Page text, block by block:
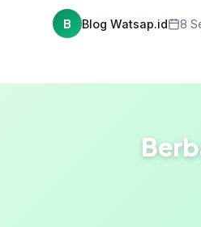
B Blog Watsap.id 8